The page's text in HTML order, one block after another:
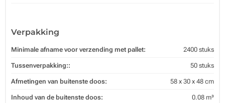
Verpakking
Minimale afname voor verzending met pallet: 2400 stuks
Tussenverpakking:: 50 stuks
Afmetingen van buitenste doos: 58 x 30 x 48 cm
Inhoud van de buitenste doos: 0.08 m³